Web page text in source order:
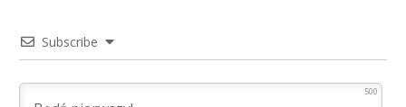
Subscribe
500